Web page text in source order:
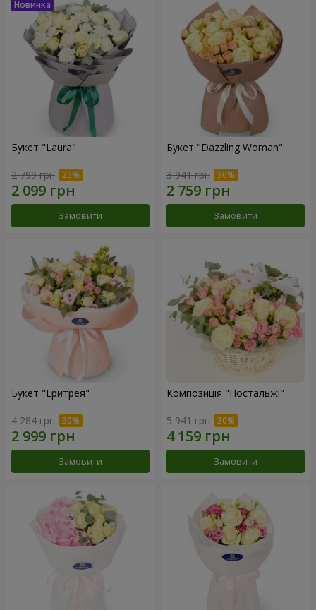
Букет "Laura"
2 799 грн
Замовити
Букет "Dazzling Woman"
3 941 грн
Замовити
Букет "Еритрея"
4 284 грн
Замовити
Композиція "Ностальжі"
5 941 грн
Замовити